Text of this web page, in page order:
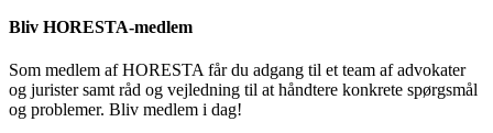
Bliv HORESTA-medlem
Som medlem af HORESTA får du adgang til et team af advokater
og jurister samt råd og vejledning til at håndtere konkrete spørgsmål
og problemer. Bliv medlem i dag!